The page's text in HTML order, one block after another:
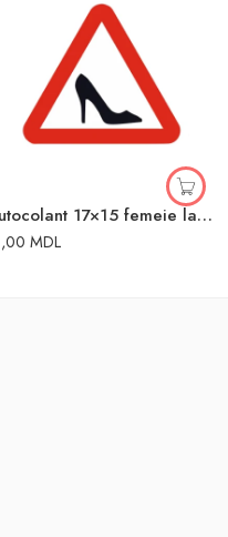
Autocolant 17×15 femeie la volan
MDL